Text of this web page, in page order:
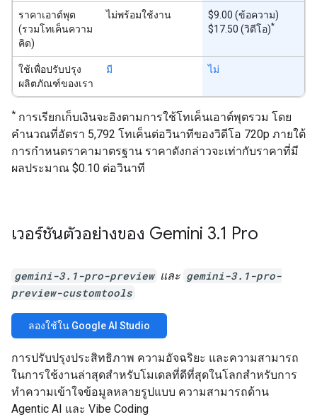
ราคาเอาต์พุต
(รวมโทเค็นความ
คิด)
ไม่พร้อมใช้งาน
$9.00 (ข้อความ)
$17.50 (วิดีโอ)*
ใช้เพื่อปรับปรุง
ผลิตภัณฑ์ของเรา
มี ไม่
* การเรียกเก็บเงินจะอิงตามการใช้โทเค็นเอาต์พุตรวม โดย
คำนวณที่อัตรา 5,792 โทเค็นต่อวินาทีของวิดีโอ 720p ภายใต้
การกำหนดราคามาตรฐาน ราคาดังกล่าวจะเท่ากับราคาที่มี
ผลประมาณ $0.10 ต่อวินาที
เวอร์ชันตัวอย่างของ Gemini 3.1 Pro
gemini-3.1-pro-preview และ gemini-3.1-pro-
preview-customtools
ลองใช้ใน Google AI Studio
การปรับปรุงประสิทธิภาพ ความอัจฉริยะ และความสามารถ
ในการใช้งานล่าสุดสำหรับโมเดลที่ดีที่สุดในโลกสำหรับการ
ทำความเข้าใจข้อมูลหลายรูปแบบ ความสามารถด้าน
Agentic AI และ Vibe Coding